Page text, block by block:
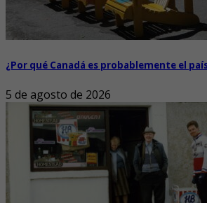
¿Por qué Canadá es probablemente el
5 de agosto de 2026